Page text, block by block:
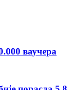
ваучера